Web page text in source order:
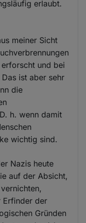
erlaubt.
meiner Sicht
und bei
ist aber sehr
die
h. wenn damit
wichtig sind.
Nazis heute
auf der Absicht,
Erfinder der
Gründen